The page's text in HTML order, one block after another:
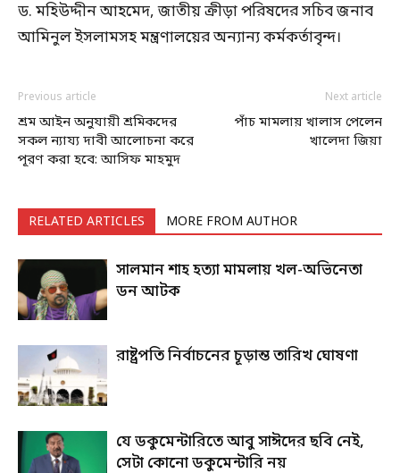
ড. মহিউদ্দীন আহমেদ, জাতীয় ক্রীড়া পরিষদের সচিব জনাব
আমিনুল ইসলামসহ মন্ত্রণালয়ের অন্যান্য কর্মকর্তাবৃন্দ।
Previous article
শ্রম আইন অনুযায়ী শ্রমিকদের
সকল ন্যায্য দাবী আলোচনা করে
পূরণ করা হবে: আসিফ মাহমুদ
Next article
পাঁচ মামলায় খালাস পেলেন
খালেদা জিয়া
RELATED ARTICLES MORE FROM AUTHOR
সালমান শাহ হত্যা মামলায় খল-অভিনেতা
ডন আটক
রাষ্ট্রপতি নির্বাচনের চূড়ান্ত তারিখ ঘোষণা
যে ডকুমেন্টারিতে আবু সাঈদের ছবি নেই,
সেটা কোনো ডকুমেন্টারি নয়